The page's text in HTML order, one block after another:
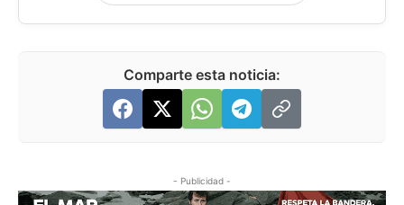
Comparte esta noticia:
- Publicidad -